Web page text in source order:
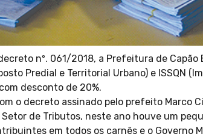
nº. 061/2018, a Prefeitura de
Predial e Territorial Urbano) e ISSQN
desconto de 20%.
o decreto assinado pelo prefeito Marco
de Tributos, neste ano houve um
em todos os carnês e o